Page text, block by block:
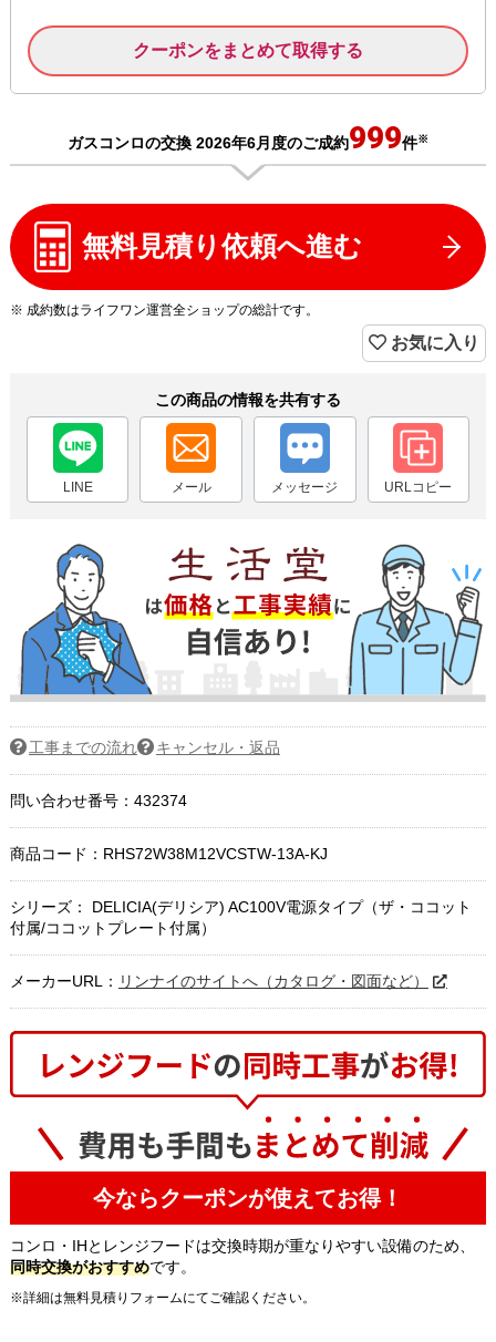
クーポンをまとめて取得する
ガスコンロの交換 2026年6月度のご成約999件※
無料見積り依頼へ進む
※ 成約数はライフワン運営全ショップの総計です。
お気に入り
この商品の情報を共有する
LINE メール メッセージ URLコピー
工事までの流れ キャンセル・返品
問い合わせ番号：432374
商品コード： RHS72W38M12VCSTW-13A-KJ
シリーズ： DELICIA(デリシア) AC100V電源タイプ（ザ・ココット
付属/ココットプレート付属）
メーカーURL： リンナイのサイトへ（カタログ・図面など）
今ならクーポンが使えてお得！
コンロ・IHとレンジフードは交換時期が重なりやすい設備のため、
同時交換がおすすめです。
※詳細は無料見積りフォームにてご確認ください。